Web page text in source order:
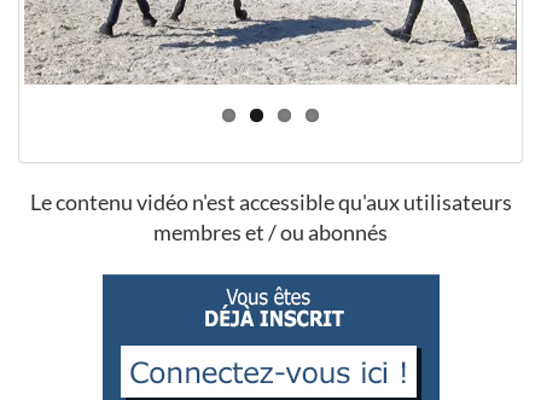
Le contenu vidéo n'est accessible qu'aux utilisateurs
membres et / ou abonnés